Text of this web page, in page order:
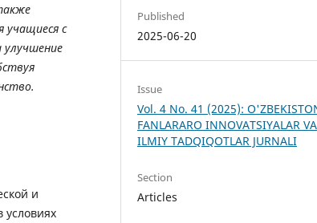
учащиеся с
улучшение
и
условиях
Published
2025-06-20
Issue
Vol. 4 No. 41 (2025):
FANLARARO INNOVATSIYALAR VA
ILMIY TADQIQOTLAR JURNALI
Section
Articles